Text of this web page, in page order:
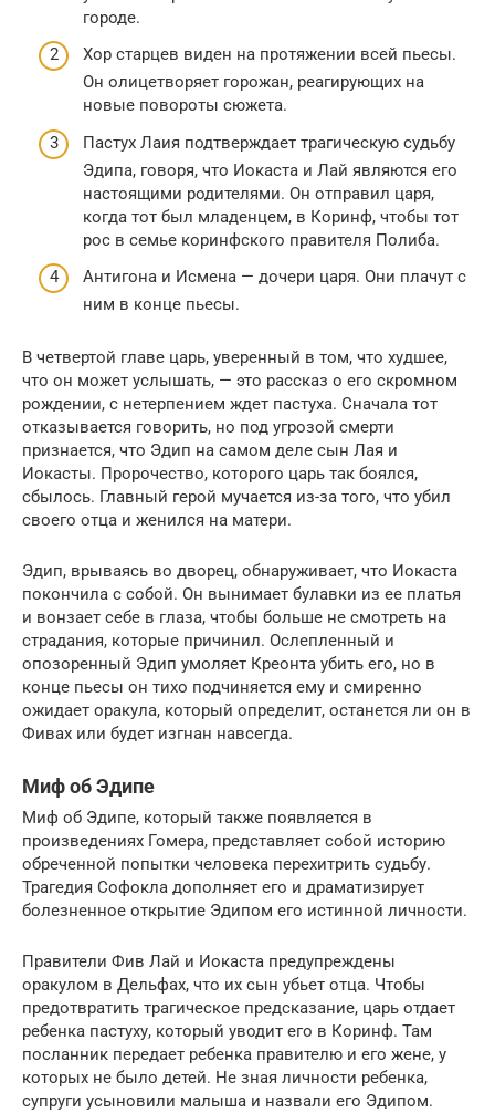
городе.
Хор старцев виден на протяжении всей пьесы.
Он олицетворяет горожан, реагирующих на
новые повороты сюжета.
Пастух Лаия подтверждает трагическую судьбу
Эдипа, говоря, что Иокаста и Лай являются его
настоящими родителями. Он отправил царя,
когда тот был младенцем, в Коринф, чтобы тот
рос в семье коринфского правителя Полиба.
Антигона и Исмена — дочери царя. Они плачут с
ним в конце пьесы.
В четвертой главе царь, уверенный в том, что худшее,
что он может услышать, — это рассказ о его скромном
рождении, с нетерпением ждет пастуха. Сначала тот
отказывается говорить, но под угрозой смерти
признается, что Эдип на самом деле сын Лая и
Иокасты. Пророчество, которого царь так боялся,
сбылось. Главный герой мучается из-за того, что убил
своего отца и женился на матери.
Эдип, врываясь во дворец, обнаруживает, что Иокаста
покончила с собой. Он вынимает булавки из ее платья
и вонзает себе в глаза, чтобы больше не смотреть на
страдания, которые причинил. Ослепленный и
опозоренный Эдип умоляет Креонта убить его, но в
конце пьесы он тихо подчиняется ему и смиренно
ожидает оракула, который определит, останется ли он в
Фивах или будет изгнан навсегда.
Миф об Эдипе
Миф об Эдипе, который также появляется в
произведениях Гомера, представляет собой историю
обреченной попытки человека перехитрить судьбу.
Трагедия Софокла дополняет его и драматизирует
болезненное открытие Эдипом его истинной личности.
Правители Фив Лай и Иокаста предупреждены
оракулом в Дельфах, что их сын убьет отца. Чтобы
предотвратить трагическое предсказание, царь отдает
ребенка пастуху, который уводит его в Коринф. Там
посланник передает ребенка правителю и его жене, у
которых не было детей. Не зная личности ребенка,
супруги усыновили малыша и назвали его Эдипом.